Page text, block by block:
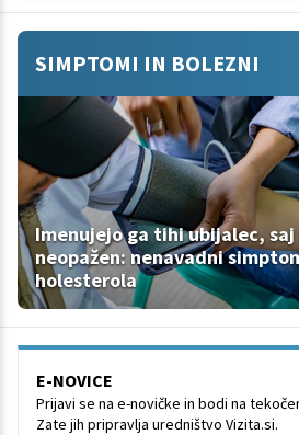
SIMPTOMI IN BOLEZNI
Imenujejo ga tihi ubijalec,
neopažen: nenavadni
holesterola
E-NOVICE
Prijavi se na e-novičke in bodi na
Zate jih pripravlja uredništvo Vizita.si.